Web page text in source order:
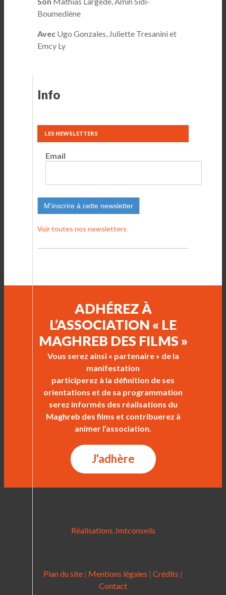
Boumediène
Avec Ugo Gonzales, Juliette Tresanini et
Emcy Ly
Info
LES NEWSLETTERS
Email
Voir toutes nos newsletters
ADHÉREZ À
L’ASSOCIATION « LE
MAGHREB DES FILMS »
Vous serez ainsi « partenaire » de la
manifestation
participerez à la définition de ses
orientations et de sa programmation
serez informés des réalisations du
Maghreb des films et contribuerez à
animer l’association.
J'adhère
Réalisations Jmtconseils
Plan du site | Mentions légales | Crédits |
Contact